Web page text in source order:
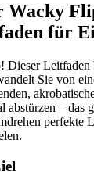
Wacky
für
Leitfaden
Sie von
abstürzen – das
perfekte